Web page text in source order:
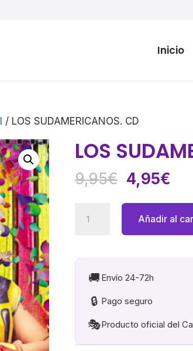
Inicio
/ LOS SUDAMERICANOS. CD
LOS
9,95€ El
precio
era:
9,95€.
4,95€
es:
SUDAMERICANOS.
cantidad
Añadir al
🚚 Envío 24-72h
🔒 Pago seguro
🎭Producto oficial del